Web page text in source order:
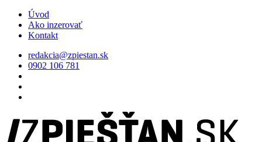
Úvod
Ako inzerovať
Kontakt
redakcia@zpiestan.sk
0902 106 781